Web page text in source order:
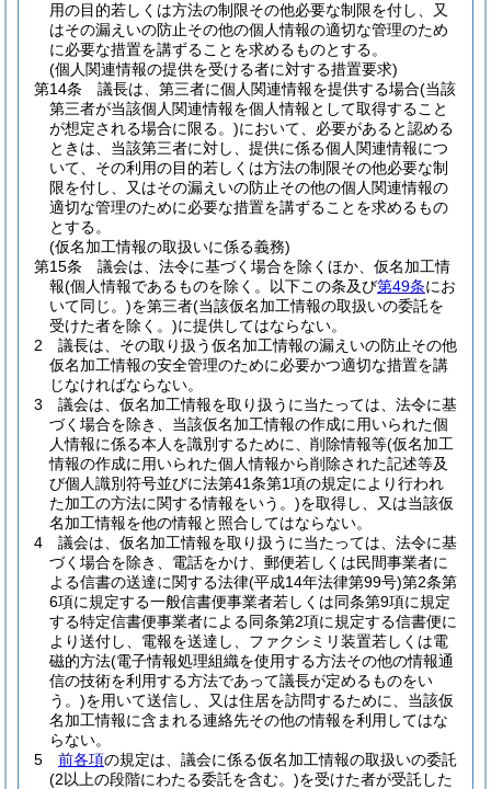
用の目的若しくは方法の制限その他必要な制限を付し、又
はその漏えいの防止その他の個人情報の適切な管理のため
に必要な措置を講ずることを求めるものとする。
(個人関連情報の提供を受ける者に対する措置要求)
第14条
議長は、第三者に個人関連情報を提供する場合(当該
第三者が当該個人関連情報を個人情報として取得すること
が想定される場合に限る。)において、必要があると認める
ときは、当該第三者に対し、提供に係る個人関連情報につ
いて、その利用の目的若しくは方法の制限その他必要な制
限を付し、又はその漏えいの防止その他の個人関連情報の
適切な管理のために必要な措置を講ずることを求めるもの
とする。
(仮名加工情報の取扱いに係る義務)
第15条
議会は、法令に基づく場合を除くほか、仮名加工情
報(個人情報であるものを除く。以下この条及び第49条にお
いて同じ。)を第三者(当該仮名加工情報の取扱いの委託を
受けた者を除く。)に提供してはならない。
2
議長は、その取り扱う仮名加工情報の漏えいの防止その他
仮名加工情報の安全管理のために必要かつ適切な措置を講
じなければならない。
3
議会は、仮名加工情報を取り扱うに当たっては、法令に基
づく場合を除き、当該仮名加工情報の作成に用いられた個
人情報に係る本人を識別するために、削除情報等(仮名加工
情報の作成に用いられた個人情報から削除された記述等及
び個人識別符号並びに法第41条第1項の規定により行われ
た加工の方法に関する情報をいう。)を取得し、又は当該仮
名加工情報を他の情報と照合してはならない。
4
議会は、仮名加工情報を取り扱うに当たっては、法令に基
づく場合を除き、電話をかけ、郵便若しくは民間事業者に
よる信書の送達に関する法律(平成14年法律第99号)第2条第
6項に規定する一般信書便事業者若しくは同条第9項に規定
する特定信書便事業者による同条第2項に規定する信書便に
より送付し、電報を送達し、ファクシミリ装置若しくは電
磁的方法(電子情報処理組織を使用する方法その他の情報通
信の技術を利用する方法であって議長が定めるものをい
う。)を用いて送信し、又は住居を訪問するために、当該仮
名加工情報に含まれる連絡先その他の情報を利用してはな
らない。
5
前各項の規定は、議会に係る仮名加工情報の取扱いの委託
(2以上の段階にわたる委託を含む。)を受けた者が受託した